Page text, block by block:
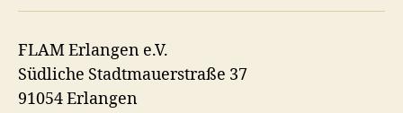
FLAM Erlangen e.V.
Südliche Stadtmauerstraße 37
91054 Erlangen